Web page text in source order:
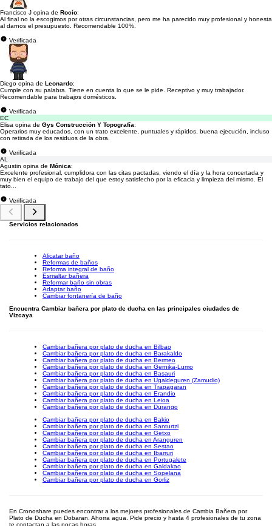
Francisco J opina de Rocío:
Al final no la escogimos por otras circunstancias, pero me ha parecido muy profesional y honesta
al darnos el presupuesto. Recomendable 100%.
Verificada
Diego opina de Leonardo:
Cumple con su palabra. Tiene en cuenta lo que se le pide. Receptivo y muy trabajador.
Recomendable para trabajos domésticos.
Verificada
EC
Elisa opina de Gys Construcción Y Topografía:
Operarios muy educados, con un trato excelente, puntuales y rápidos, buena ejecución, incluso
con retirada de los residuos de la obra.
Verificada
AL
Agustin opina de Mónica:
Excelente profesional, cumplidora con las citas pactadas, viendo el día y la hora concertada y
muy bien el equipo de trabajo del que estoy satisfecho por la eficacia y limpieza del mismo. El
tato...
Verificada
Servicios relacionados
Alicatar baño
Reformas de baños
Reforma integral de baño
Esmaltar bañera
Reformar baño sin obras
Adaptar baño
Cambiar fontanería de baño
Encuentra Cambiar bañera por plato de ducha en las principales ciudades de
Vizcaya
Cambiar bañera por plato de ducha en Bilbao
Cambiar bañera por plato de ducha en Barakaldo
Cambiar bañera por plato de ducha en Bermeo
Cambiar bañera por plato de ducha en Gernika-Lumo
Cambiar bañera por plato de ducha en Basauri
Cambiar bañera por plato de ducha en Ugaldeguren (Zamudio)
Cambiar bañera por plato de ducha en Trapagaran
Cambiar bañera por plato de ducha en Erandio
Cambiar bañera por plato de ducha en Leioa
Cambiar bañera por plato de ducha en Durango
Cambiar bañera por plato de ducha en Bakio
Cambiar bañera por plato de ducha en Santurtzi
Cambiar bañera por plato de ducha en Getxo
Cambiar bañera por plato de ducha en Aranguren
Cambiar bañera por plato de ducha en Sestao
Cambiar bañera por plato de ducha en Ibarruri
Cambiar bañera por plato de ducha en Portugalete
Cambiar bañera por plato de ducha en Galdakao
Cambiar bañera por plato de ducha en Sopelana
Cambiar bañera por plato de ducha en Gorliz
En Cronoshare puedes encontrar a los mejores profesionales de Cambia Bañera por
Plato de Ducha en Dobaran. Ahorra agua. Pide precio y hasta 4 profesionales de tu zona
te contactan a las pocas horas.